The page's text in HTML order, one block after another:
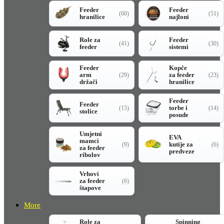
Feeder
hranilice
(60)
Feeder
najloni
(51)
Role za
feeder
(41)
Feeder
sistemi
(30)
Feeder
arm
držači
(29)
Kopče
za feeder
hranilice
(23)
Feeder
stolice
(15)
Feeder
torbe i
posude
(14)
Umjetni
mamci
za feeder
ribolov
(9)
EVA
kutije za
predveze
(6)
Vrhovi
za feeder
štapove
(6)
More
Role za
Spinning